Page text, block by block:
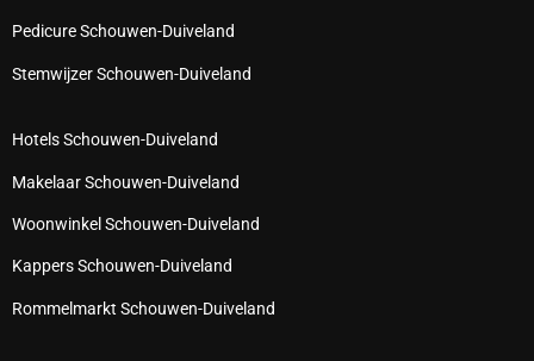
Pedicure Schouwen-Duiveland
Stemwijzer Schouwen-Duiveland
Hotels Schouwen-Duiveland
Makelaar Schouwen-Duiveland
Woonwinkel Schouwen-Duiveland
Kappers Schouwen-Duiveland
Rommelmarkt Schouwen-Duiveland